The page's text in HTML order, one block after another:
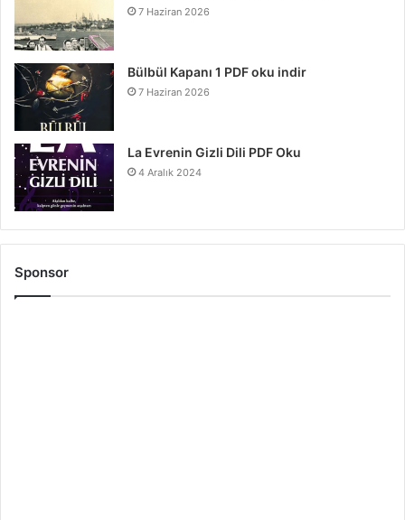
7 Haziran 2026
Bülbül Kapanı 1 PDF oku indir
7 Haziran 2026
La Evrenin Gizli Dili PDF Oku
4 Aralık 2024
Sponsor